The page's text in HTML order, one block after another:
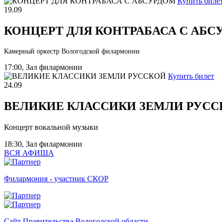
19.09
КОНЦЕРТ ДЛЯ КОНТРАБАСА С
Камерный оркестр Вологодской филармонии
17:00, Зал филармонии
Купить билет
24.09
ВЕЛИКИЕ КЛАССИКИ ЗЕМЛИ
Концерт вокальной музыки
18:30, Зал филармонии
ВСЯ АФИША
Филармония - участник СКОР